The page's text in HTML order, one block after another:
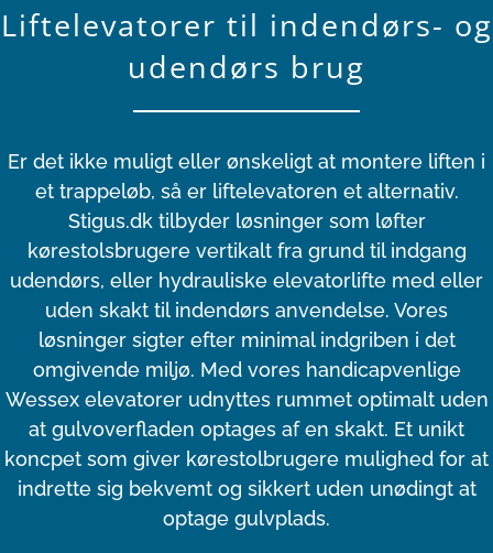
Liftelevatorer til indendørs- og
udendørs brug
Er det ikke muligt eller ønskeligt at montere liften i
et trappeløb, så er liftelevatoren et alternativ.
Stigus.dk tilbyder løsninger som løfter
kørestolsbrugere vertikalt fra grund til indgang
udendørs, eller hydrauliske elevatorlifte med eller
uden skakt til indendørs anvendelse. Vores
løsninger sigter efter minimal indgriben i det
omgivende miljø. Med vores handicapvenlige
Wessex elevatorer udnyttes rummet optimalt uden
at gulvoverfladen optages af en skakt. Et unikt
koncpet som giver kørestolbrugere mulighed for at
indrette sig bekvemt og sikkert uden unødingt at
optage gulvplads.